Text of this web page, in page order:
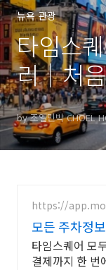
뉴욕 관광
타임스
리｜처
는 추천
by 조엘민박 CHOEL
https://
모든 주차정
주차장 검색
타임스퀘어 모
결제까지 한 번